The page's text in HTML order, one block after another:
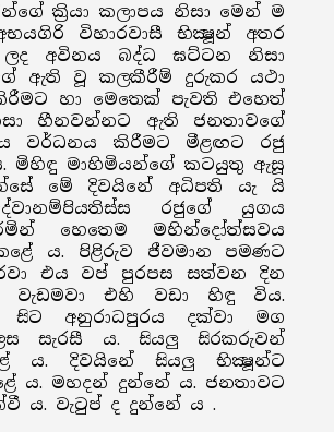
ක්‍රියා කලාපය නිසා මෙන් ම
විහාරවාසී භික්‍ෂූන් අතර
අවිනය බද්ධ ඝට්ටන නිසා
ඇති වූ කලකීරීම් දුරුකර යථා
හා මෙතෙක් පැවති එහෙත්
හීනවන්නට ඇති ජනතාවගේ
වර්ධනය කිරීමට මීළඟට රජු
මිහිඳු මාහිමියන්ගේ කටයුතු ඇසූ
මේ දිවයිනේ අධිපති යැ යි
රජුගේ යුගය
හෙතෙම මහින්දෝත්සවය
ය. පිළිරුව ජීවමාන පමණට
එය වප් පුරපස සත්වන දින
වැඩමවා එහි වඩා හිඳු විය.
සිට අනුරාධපුරය දක්වා මග
සැරසී ය. සියලු සිරකරුවන්
ය. දිවයිනේ සියලු භික්‍ෂූන්ට
ය. මහදන් දුන්නේ ය. ජනතාවට
ය. වැටුප් ද දුන්නේ ය .